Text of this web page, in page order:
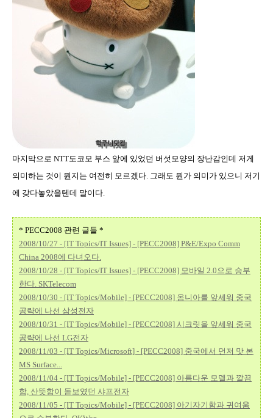
마지막으로 NTT도코모 부스 앞에 있었던 버섯모양의 장난감인데 저게
의미하는 것이 뭔지는 여전히 모르겠다. 그래도 뭔가 의미가 있으니 저기
에 갖다놓았을텐데 말이다.
* PECC2008 관련 글들 *
2008/10/27 - [IT Topics/IT Issues] - [PECC2008] P&E/Expo Comm
China 2008에 다녀오다.
2008/10/28 - [IT Topics/IT Issues] - [PECC2008] 모바일 2.0으로 승부
한다. SKTelecom
2008/10/30 - [IT Topics/Mobile] - [PECC2008] 옴니아를 앞세워 중국
공략에 나선 삼성전자
2008/10/31 - [IT Topics/Mobile] - [PECC2008] 시크릿을 앞세워 중국
공략에 나선 LG전자
2008/11/03 - [IT Topics/Microsoft] - [PECC2008] 중국에서 먼저 맛 본
MS Surface...
2008/11/04 - [IT Topics/Mobile] - [PECC2008] 아름다운 모델과 깔끔
함, 산뜻함이 돋보였던 샤프전자
2008/11/05 - [IT Topics/Mobile] - [PECC2008] 아기자기함과 귀여움